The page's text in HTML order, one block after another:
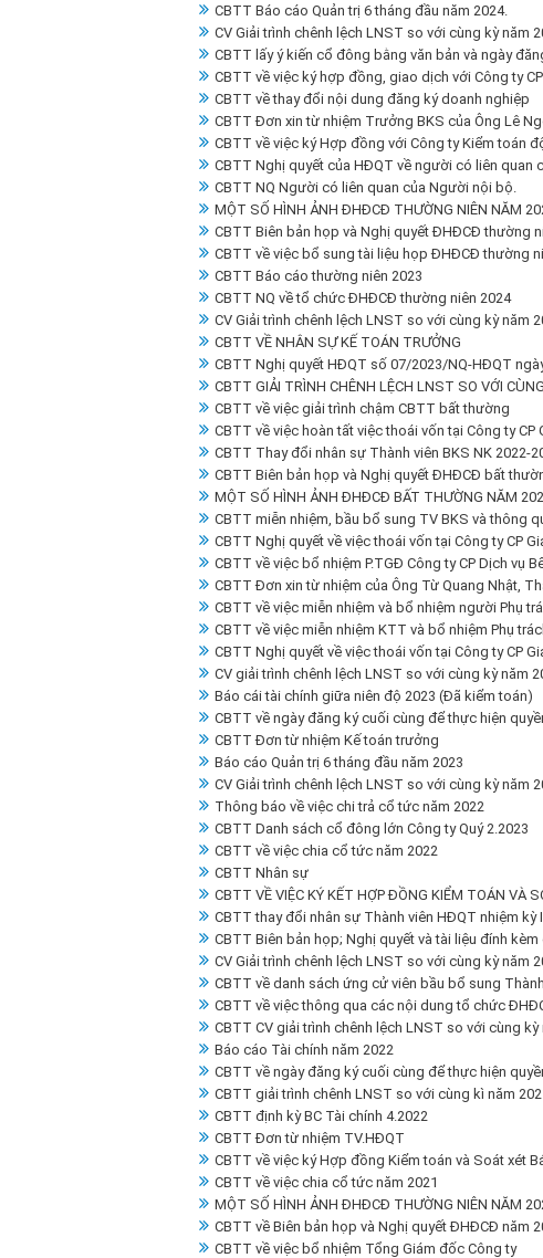
CBTT Báo cáo Quản trị 6 tháng đầu năm 2024.
CV Giải trình chênh lệch LNST so với cùng kỳ năm
CBTT lấy ý kiến cổ đông bằng văn bản và ngày
CBTT về việc ký hợp đồng, giao dịch với Công ty
CBTT về thay đổi nội dung đăng ký doanh nghiệp
CBTT Đơn xin từ nhiệm Trưởng BKS của Ông Lê
CBTT về việc ký Hợp đồng với Công ty Kiểm toán
CBTT Nghị quyết của HĐQT về người có liên quan
CBTT NQ Người có liên quan của Người nội bộ.
MỘT SỐ HÌNH ẢNH ĐHĐCĐ THƯỜNG NIÊN NĂM
CBTT Biên bản họp và Nghị quyết ĐHĐCĐ thường
CBTT về việc bổ sung tài liệu họp ĐHĐCĐ thường
CBTT Báo cáo thường niên 2023
CBTT NQ về tổ chức ĐHĐCĐ thường niên 2024
CV Giải trình chênh lệch LNST so với cùng kỳ năm
CBTT VỀ NHÂN SỰ KẾ TOÁN TRƯỞNG
CBTT Nghị quyết HĐQT số 07/2023/NQ-HĐQT
CBTT GIẢI TRÌNH CHÊNH LỆCH LNST SO VỚI
CBTT về việc giải trình chậm CBTT bất thường
CBTT về việc hoàn tất việc thoái vốn tại Công ty CP
CBTT Thay đổi nhân sự Thành viên BKS NK 2022-
CBTT Biên bản họp và Nghị quyết ĐHĐCĐ bất
MỘT SỐ HÌNH ẢNH ĐHĐCĐ BẤT THƯỜNG NĂM
CBTT miễn nhiệm, bầu bổ sung TV BKS và thông
CBTT Nghị quyết về việc thoái vốn tại Công ty CP
CBTT về việc bổ nhiệm P.TGĐ Công ty CP Dịch vụ
CBTT Đơn xin từ nhiệm của Ông Từ Quang Nhật,
CBTT về việc miễn nhiệm và bổ nhiệm người Phụ
CBTT về việc miễn nhiệm KTT và bổ nhiệm Phụ
CBTT Nghị quyết về việc thoái vốn tại Công ty CP
CV giải trình chênh lệch LNST so với cùng kỳ năm
Báo cái tài chính giữa niên độ 2023 (Đã kiểm toán)
CBTT về ngày đăng ký cuối cùng để thực hiện
CBTT Đơn từ nhiệm Kế toán trưởng
Báo cáo Quản trị 6 tháng đầu năm 2023
CV Giải trình chênh lệch LNST so với cùng kỳ năm
Thông báo về việc chi trả cổ tức năm 2022
CBTT Danh sách cổ đông lớn Công ty Quý 2.2023
CBTT về việc chia cổ tức năm 2022
CBTT Nhân sự
CBTT VỀ VIỆC KÝ KẾT HỢP ĐỒNG KIỂM TOÁN VÀ
CBTT thay đổi nhân sự Thành viên HĐQT nhiệm kỳ
CBTT Biên bản họp; Nghị quyết và tài liệu đính
CV Giải trình chênh lệch LNST so với cùng kỳ năm
CBTT về danh sách ứng cử viên bầu bổ sung
CBTT về việc thông qua các nội dung tổ chức
CBTT CV giải trình chênh lệch LNST so với cùng kỳ
Báo cáo Tài chính năm 2022
CBTT về ngày đăng ký cuối cùng để thực hiện
CBTT giải trình chênh LNST so với cùng kì năm
CBTT định kỳ BC Tài chính 4.2022
CBTT Đơn từ nhiệm TV.HĐQT
CBTT về việc ký Hợp đồng Kiểm toán và Soát xét
CBTT về việc chia cổ tức năm 2021
MỘT SỐ HÌNH ẢNH ĐHĐCĐ THƯỜNG NIÊN NĂM
CBTT về Biên bản họp và Nghị quyết ĐHĐCĐ năm
CBTT về việc bổ nhiệm Tổng Giám đốc Công ty